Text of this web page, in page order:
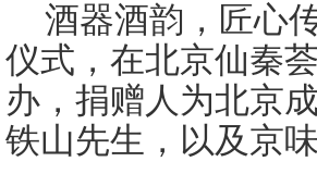
酒器酒韵，匠心
仪式，在北京仙秦
办，捐赠人为北京
铁山先生，以及京